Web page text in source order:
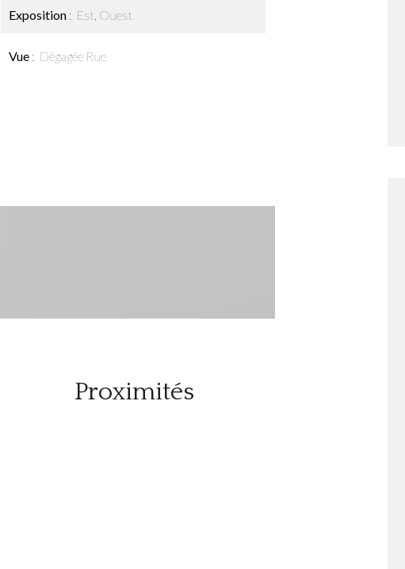
Exposition Est, Ouest
Vue Dégagée Rue
Proximités